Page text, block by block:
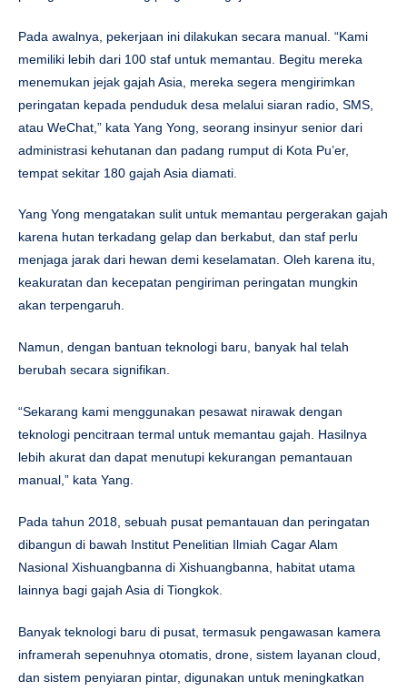
Pada awalnya, pekerjaan ini dilakukan secara manual. “Kami
memiliki lebih dari 100 staf untuk memantau. Begitu mereka
menemukan jejak gajah Asia, mereka segera mengirimkan
peringatan kepada penduduk desa melalui siaran radio, SMS,
atau WeChat,” kata Yang Yong, seorang insinyur senior dari
administrasi kehutanan dan padang rumput di Kota Pu’er,
tempat sekitar 180 gajah Asia diamati.
Yang Yong mengatakan sulit untuk memantau pergerakan gajah
karena hutan terkadang gelap dan berkabut, dan staf perlu
menjaga jarak dari hewan demi keselamatan. Oleh karena itu,
keakuratan dan kecepatan pengiriman peringatan mungkin
akan terpengaruh.
Namun, dengan bantuan teknologi baru, banyak hal telah
berubah secara signifikan.
“Sekarang kami menggunakan pesawat nirawak dengan
teknologi pencitraan termal untuk memantau gajah. Hasilnya
lebih akurat dan dapat menutupi kekurangan pemantauan
manual,” kata Yang.
Pada tahun 2018, sebuah pusat pemantauan dan peringatan
dibangun di bawah Institut Penelitian Ilmiah Cagar Alam
Nasional Xishuangbanna di Xishuangbanna, habitat utama
lainnya bagi gajah Asia di Tiongkok.
Banyak teknologi baru di pusat, termasuk pengawasan kamera
inframerah sepenuhnya otomatis, drone, sistem layanan cloud,
dan sistem penyiaran pintar, digunakan untuk meningkatkan